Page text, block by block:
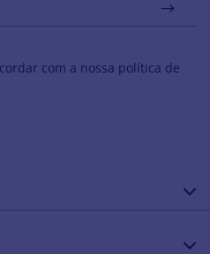
com a nossa política de